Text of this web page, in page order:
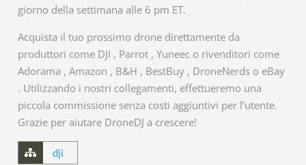
giorno della settimana alle 6 pm ET.
Acquista il tuo prossimo drone direttamente da
produttori come DJI , Parrot , Yuneec o rivenditori come
Adorama , Amazon , B&H , BestBuy , DroneNerds o eBay
. Utilizzando i nostri collegamenti, effettueremo una
piccola commissione senza costi aggiuntivi per l’utente.
Grazie per aiutare DroneDJ a crescere!
dji